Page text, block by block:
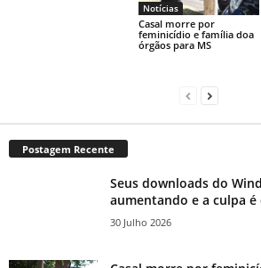
Notícias
Casal morre por
feminicídio e família doa
órgãos para MS
Postagem Recente
Seus downloads do
aumentando e a culpa é
30 Julho 2026